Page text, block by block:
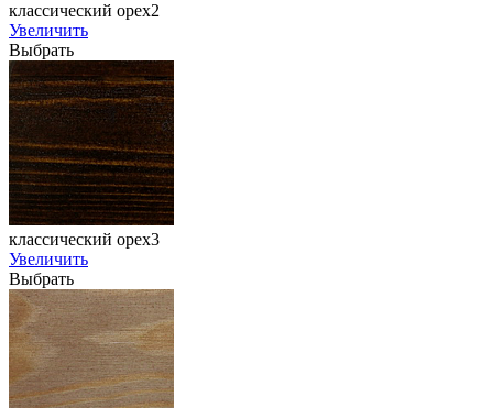
классический орех2
Увеличить
Выбрать
классический орех3
Увеличить
Выбрать